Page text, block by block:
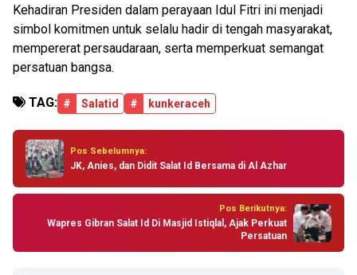
Kehadiran Presiden dalam perayaan Idul Fitri ini menjadi
simbol komitmen untuk selalu hadir di tengah masyarakat,
mempererat persaudaraan, serta memperkuat semangat
persatuan bangsa.
TAG: # Salatid # kunkeraceh
Pos Sebelumnya:
JK, Anies, dan Didit Salat Id Bersama di Al Azhar
Pos Berikutnya:
Wapres Gibran Salat Id Di Masjid Istiqlal, Ajak Perkuat
Persatuan